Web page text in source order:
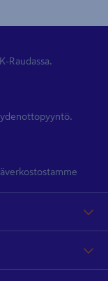
Raudassa.